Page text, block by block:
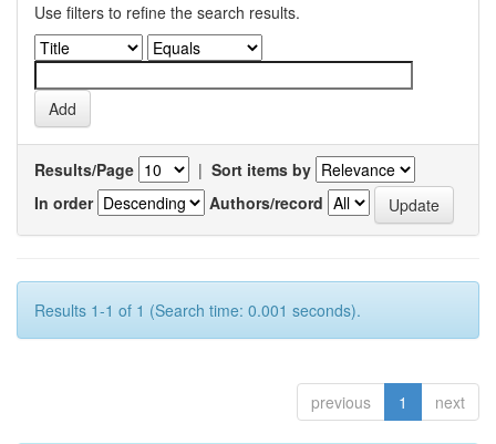
Use filters to refine the search results.
Results/Page | Sort items by
In order
Authors/record
Results 1-1 of 1 (Search time: 0.001 seconds).
previous 1 next